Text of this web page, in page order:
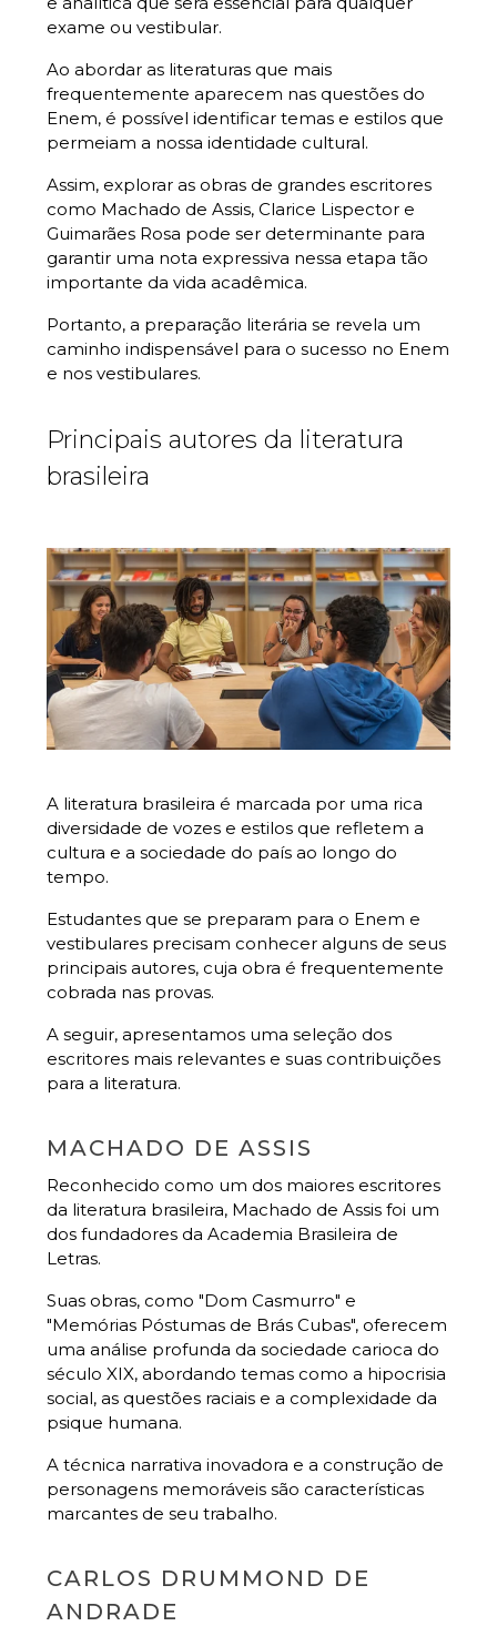
exame ou vestibular.
Ao abordar as literaturas que mais
frequentemente aparecem nas questões do
Enem, é possível identificar temas e estilos que
permeiam a nossa identidade cultural.
Assim, explorar as obras de grandes escritores
como Machado de Assis, Clarice Lispector e
Guimarães Rosa pode ser determinante para
garantir uma nota expressiva nessa etapa tão
importante da vida acadêmica.
Portanto, a preparação literária se revela um
caminho indispensável para o sucesso no Enem
e nos vestibulares.
Principais autores da literatura
brasileira
A literatura brasileira é marcada por uma rica
diversidade de vozes e estilos que refletem a
cultura e a sociedade do país ao longo do
tempo.
Estudantes que se preparam para o Enem e
vestibulares precisam conhecer alguns de seus
principais autores, cuja obra é frequentemente
cobrada nas provas.
A seguir, apresentamos uma seleção dos
escritores mais relevantes e suas contribuições
para a literatura.
MACHADO DE ASSIS
Reconhecido como um dos maiores escritores
da literatura brasileira, Machado de Assis foi um
dos fundadores da Academia Brasileira de
Letras.
Suas obras, como "Dom Casmurro" e
"Memórias Póstumas de Brás Cubas", oferecem
uma análise profunda da sociedade carioca do
século XIX, abordando temas como a hipocrisia
social, as questões raciais e a complexidade da
psique humana.
A técnica narrativa inovadora e a construção de
personagens memoráveis são características
marcantes de seu trabalho.
CARLOS DRUMMOND DE
ANDRADE